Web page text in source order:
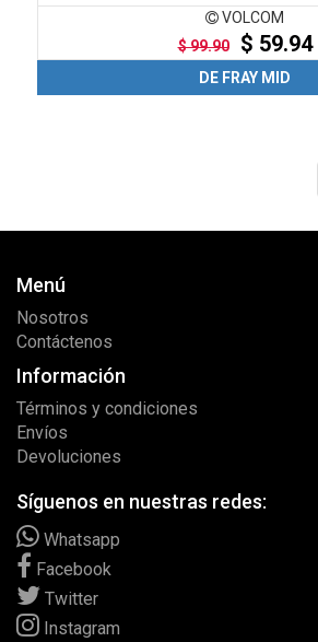
VOLCOM
$ 99.90$ 59.94
DE FRAY MID
Menú
Nosotros
Contáctenos
Información
Términos y condiciones
Envíos
Devoluciones
Síguenos en nuestras redes:
Whatsapp
Facebook
Twitter
Instagram